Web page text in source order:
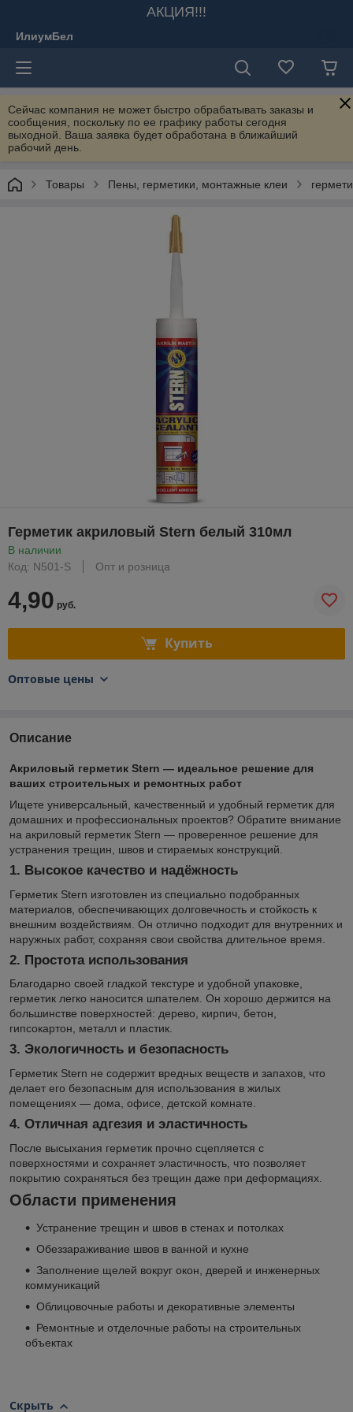
АКЦИЯ!!!
ИлиумБел
Сейчас компания не может быстро обрабатывать заказы и
сообщения, поскольку по ее графику работы сегодня
выходной. Ваша заявка будет обработана в ближайший
рабочий день.
Товары Пены, герметики, монтажные клеи
Герметик акриловый Stern белый 310мл
В наличии
Код: N501-S
Опт и розница
4,90 руб.
Купить
Оптовые цены
Описание
Акриловый герметик Stern — идеальное решение для
ваших строительных и ремонтных работ
Ищете универсальный, качественный и удобный герметик для
домашних и профессиональных проектов? Обратите внимание
на акриловый герметик Stern — проверенное решение для
устранения трещин, швов и стираемых конструкций.
1. Высокое качество и надёжность
Герметик Stern изготовлен из специально подобранных
материалов, обеспечивающих долговечность и стойкость к
внешним воздействиям. Он отлично подходит для внутренних и
наружных работ, сохраняя свои свойства длительное время.
2. Простота использования
Благодарно своей гладкой текстуре и удобной упаковке,
герметик легко наносится шпателем. Он хорошо держится на
большинстве поверхностей: дерево, кирпич, бетон,
гипсокартон, металл и пластик.
3. Экологичность и безопасность
Герметик Stern не содержит вредных веществ и запахов, что
делает его безопасным для использования в жилых
помещениях — дома, офисе, детской комнате.
4. Отличная адгезия и эластичность
После высыхания герметик прочно сцепляется с
поверхностями и сохраняет эластичность, что позволяет
покрытию сохраняться без трещин даже при деформациях.
Области применения
Устранение трещин и швов в стенах и потолках
Обеззараживание швов в ванной и кухне
Заполнение щелей вокруг окон, дверей и инженерных
коммуникаций
Облицовочные работы и декоративные элементы
Ремонтные и отделочные работы на строительных
объектах
Скрыть